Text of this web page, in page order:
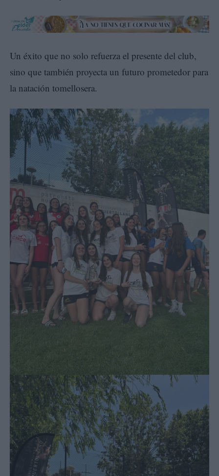
Un éxito que no solo refuerza el presente del club,
sino que también proyecta un futuro prometedor para
la natación tomellosera.